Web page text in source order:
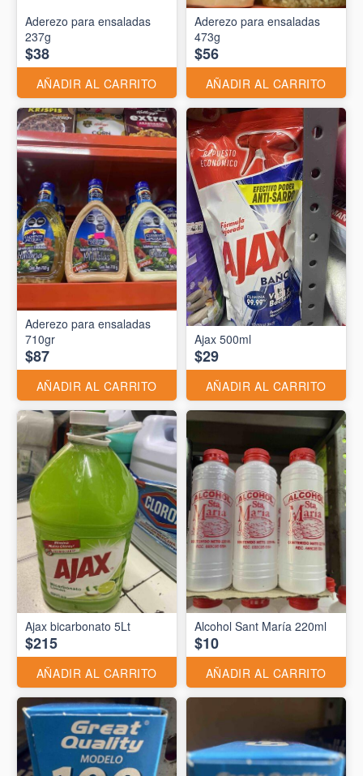
Aderezo para ensaladas
237g
$38
AÑADIR AL CARRITO
Aderezo para ensaladas
473g
$56
AÑADIR AL CARRITO
Aderezo para ensaladas
710gr
$87
AÑADIR AL CARRITO
Ajax 500ml
$29
AÑADIR AL CARRITO
Ajax bicarbonato 5Lt
$215
AÑADIR AL CARRITO
Alcohol Sant María 220ml
$10
AÑADIR AL CARRITO